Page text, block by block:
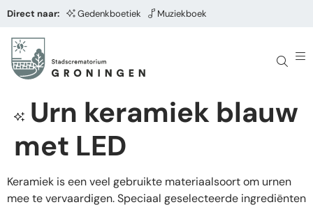
Direct naar: Gedenkboetiek Muziekboek
Urn keramiek blauw
met LED
Keramiek is een veel gebruikte materiaalsoort om urnen
mee te vervaardigen. Speciaal geselecteerde ingrediënten